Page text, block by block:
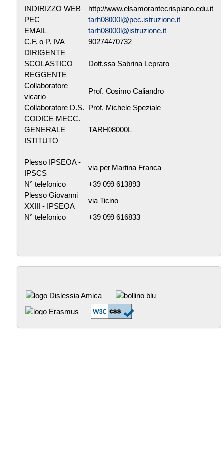
INDIRIZZO WEB
http://www.elsamorantecrispiano.edu.it
PEC
tarh08000l@pec.istruzione.it
EMAIL
tarh08000l@istruzione.it
C.F. o P. IVA
90274470732
DIRIGENTE
SCOLASTICO
REGGENTE
Dott.ssa Sabrina Lepraro
Collaboratore
vicario
Prof. Cosimo Caliandro
Collaboratore D.S. Prof. Michele Speziale
CODICE MECC.
GENERALE
ISTITUTO
TARH08000L
Plesso IPSEOA -
IPSCS
via per Martina Franca
N° telefonico
+39 099 613893
Plesso Giovanni
XXIII - IPSEOA
via Ticino
N° telefonico
+39 099 616833